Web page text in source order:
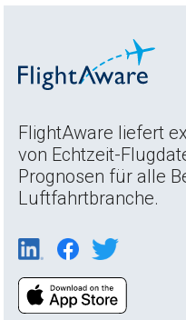
FlightAware liefert
von Echtzeit-
Prognosen für alle
Luftfahrtbranche.